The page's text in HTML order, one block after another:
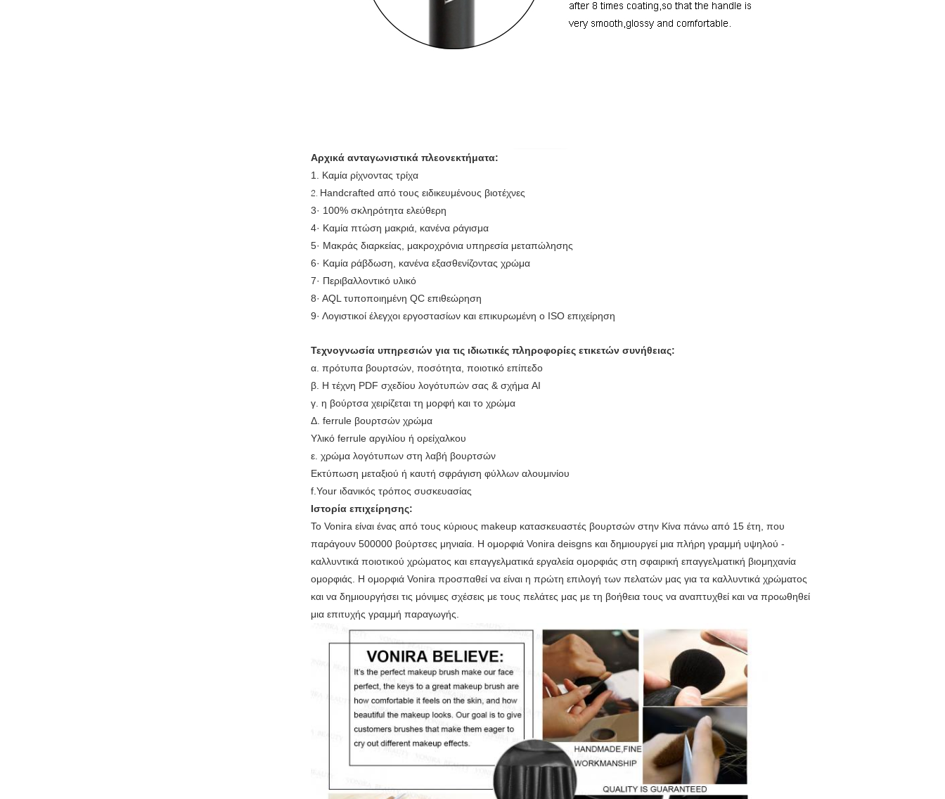
Αρχικά ανταγωνιστικά πλεονεκτήματα:
1. Καμία ρίχνοντας τρίχα
2. Handcrafted από τους ειδικευμένους βιοτέχνες
3· 100% σκληρότητα ελεύθερη
4· Καμία πτώση μακριά, κανένα ράγισμα
5· Μακράς διαρκείας, μακροχρόνια υπηρεσία μεταπώλησης
6· Καμία ράβδωση, κανένα εξασθενίζοντας χρώμα
7· Περιβαλλοντικό υλικό
8· AQL τυποποιημένη QC επιθεώρηση
9· Λογιστικοί έλεγχοι εργοστασίων και επικυρωμένη ο ISO επιχείρηση
Τεχνογνωσία υπηρεσιών για τις ιδιωτικές πληροφορίες ετικετών συνήθειας:
α. πρότυπα βουρτσών, ποσότητα, ποιοτικό επίπεδο
β. Η τέχνη PDF σχεδίου λογότυπών σας & σχήμα AI
γ. η βούρτσα χειρίζεται τη μορφή και το χρώμα
Δ. ferrule βουρτσών χρώμα
Υλικό ferrule αργιλίου ή ορείχαλκου
ε. χρώμα λογότυπων στη λαβή βουρτσών
Εκτύπωση μεταξιού ή καυτή σφράγιση φύλλων αλουμινίου
f.Your ιδανικός τρόπος συσκευασίας
Ιστορία επιχείρησης:
Το Vonira είναι ένας από τους κύριους makeup κατασκευαστές βουρτσών στην Κίνα πάνω από 15 έτη, που
παράγουν 500000 βούρτσες μηνιαία. Η ομορφιά Vonira deisgns και δημιουργεί μια πλήρη γραμμή υψηλού -
καλλυντικά ποιοτικού χρώματος και επαγγελματικά εργαλεία ομορφιάς στη σφαιρική επαγγελματική βιομηχανία
ομορφιάς. Η ομορφιά Vonira προσπαθεί να είναι η πρώτη επιλογή των πελατών μας για τα καλλυντικά χρώματος
και να δημιουργήσει τις μόνιμες σχέσεις με τους πελάτες μας με τη βοήθεια τους να αναπτυχθεί και να προωθηθεί
μια επιτυχής γραμμή παραγωγής.